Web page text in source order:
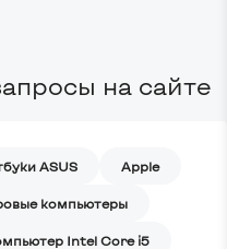
на сайте
ASUS Apple
компьютеры
Intel Core i5